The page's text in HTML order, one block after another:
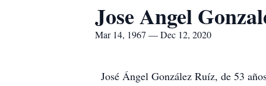
Jose Angel
Mar 14, 1967 — Dec 12, 2020
José Ángel González Ruíz, de 53